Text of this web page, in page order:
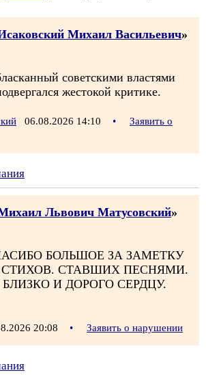
Михаил Васильевич»
советскими властями
жестокой критике.
06.08.2026 14:10 •
Заявить о
Львович Матусовский»
БОЛЬШОЕ ЗА ЗАМЕТКУ
СТИХОВ. СТАВШИХ ПЕСНЯМИ.
И ДОРОГО СЕРДЦУ.
20:08 • Заявить о нарушении